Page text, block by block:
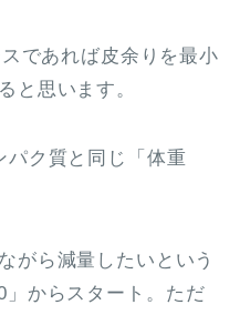
であれば皮余りを最小
と思います。
パク質と同じ「体重
がら減量したいという
からスタート。ただ